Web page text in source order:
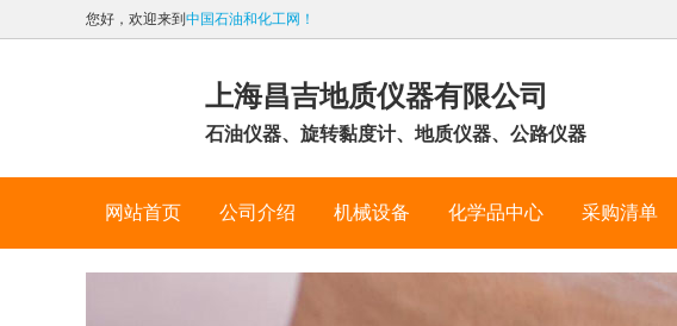
您好，欢迎来到 中国石油和化工网！
上海昌吉地质仪器有限公司
石油仪器、旋转黏度计、地质仪器、公路仪器
网站首页 公司介绍 机械设备 化学品中心 采购清单